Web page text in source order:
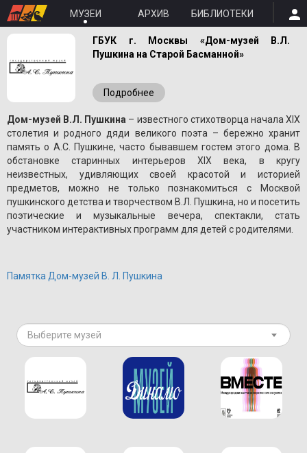
МУЗЕИ АРХИВ БИБЛИОТЕКИ
ГБУК г. Москвы «Дом-музей В.Л.
Пушкина на Старой Басманной»
Подробнее
Дом-музей В.Л. Пушкина – известного стихотворца начала XIX
столетия и родного дяди великого поэта – бережно хранит
память о A.С. Пушкине, часто бывавшем гостем этого дома. В
обстановке старинных интерьеров XIX века, в кругу
неизвестных, удивляющих своей красотой и историей
предметов, можно не только познакомиться с Москвой
пушкинского детства и творчеством В.Л. Пушкина, но и посетить
поэтические и музыкальные вечера, спектакли, стать
участником интерактивных программ для детей с родителями.
Памятка Дом-музей В. Л. Пушкина
Выберите музей